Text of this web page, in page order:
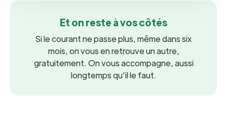
Et on reste à vos côtés
Si le courant ne passe plus, même dans six
mois, on vous en retrouve un autre,
gratuitement. On vous accompagne, aussi
longtemps qu'il le faut.